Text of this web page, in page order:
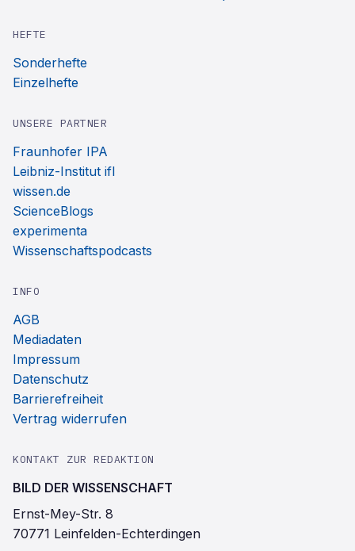
HEFTE
Sonderhefte
Einzelhefte
UNSERE PARTNER
Fraunhofer IPA
Leibniz-Institut ifl
wissen.de
ScienceBlogs
experimenta
Wissenschaftspodcasts
INFO
AGB
Mediadaten
Impressum
Datenschutz
Barrierefreiheit
Vertrag widerrufen
KONTAKT ZUR REDAKTION
BILD DER WISSENSCHAFT
Ernst-Mey-Str. 8
70771 Leinfelden-Echterdingen